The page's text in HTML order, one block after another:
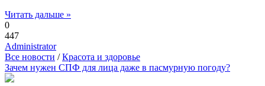
Читать дальше »
0
447
Administrator
Все новости /Красота и здоровье
Зачем нужен СПФ для лица даже в пасмурную погоду?